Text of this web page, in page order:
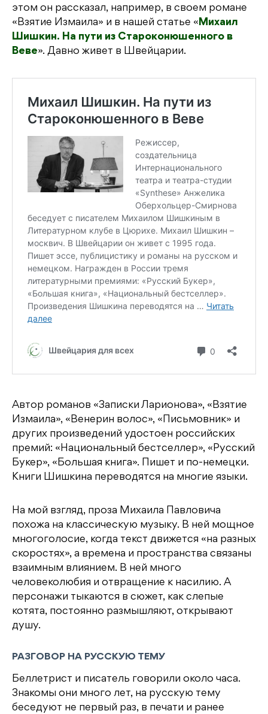
этом он рассказал, например, в своем романе
«Взятие Измаила» и в нашей статье «Михаил
Шишкин. На пути из Староконюшенного в
Веве». Давно живет в Швейцарии.
Автор романов «Записки Ларионова», «Взятие
Измаила», «Венерин волос», «Письмовник» и
других произведений удостоен российских
премий: «Национальный бестселлер», «Русский
Букер», «Большая книга». Пишет и по-немецки.
Книги Шишкина переводятся на многие языки.
На мой взгляд, проза Михаила Павловича
похожа на классическую музыку. В ней мощное
многоголосие, когда текст движется «на разных
скоростях», а времена и пространства связаны
взаимным влиянием. В ней много
человеколюбия и отвращение к насилию. А
персонажи тыкаются в сюжет, как слепые
котята, постоянно размышляют, открывают
душу.
РАЗГОВОР НА РУССКУЮ ТЕМУ
Беллетрист и писатель говорили около часа.
Знакомы они много лет, на русскую тему
беседуют не первый раз, в печати и ранее